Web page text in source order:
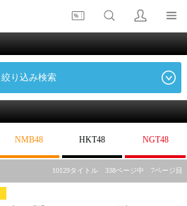
絞り込み検索
NMB48 HKT48 NGT48
10129タイトル 338ページ中 7ページ目